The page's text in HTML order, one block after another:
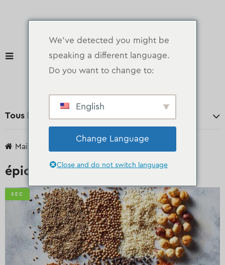
Tous les départements
Maison
épices
SEC
We've detected you might be
speaking a different language.
Do you want to change to:
English
Change Language
Close and do not switch language